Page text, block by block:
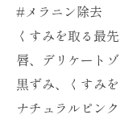
#メラニン除去
くすみを取る最
唇、デリケート
黒ずみ、くすみを
ナチュラルピン